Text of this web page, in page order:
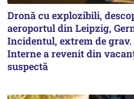
Dronă cu explozibili,
aeroportul din Leipzig,
Incidentul, extrem de
Interne a revenit din
suspectă